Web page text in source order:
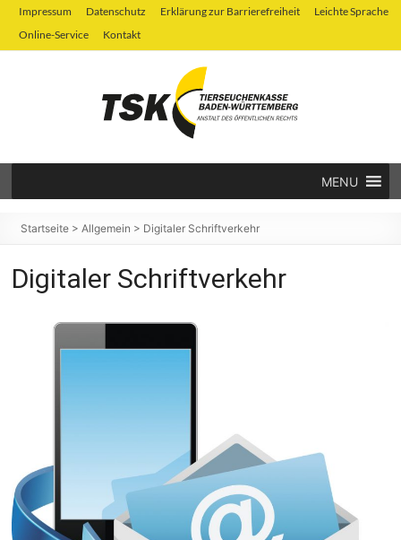
Zum
Inhalt
springen
Impressum Datenschutz Erklärung zur Barrierefreiheit
Leichte Sprache
Online-Service
Kontakt
Tierseuchenkasse
Baden-
MENU
Startseite >Allgemein > Digitaler Schriftverkehr
Digitaler Schriftverkehr